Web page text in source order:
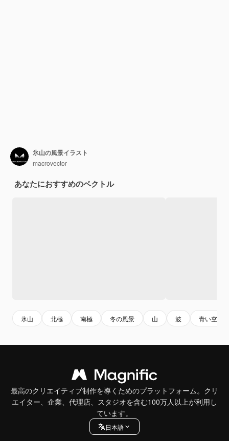
氷山の風景イラスト
macrovector
あなたにおすすめのベクトル
氷山 北極 南極 冬の風景 山 波 青い空
最高のクリエイティブ制作を導くためのプラットフォーム。クリ
エイター、企業、代理店、スタジオを含む100万人以上が利用し
ています。
日本語